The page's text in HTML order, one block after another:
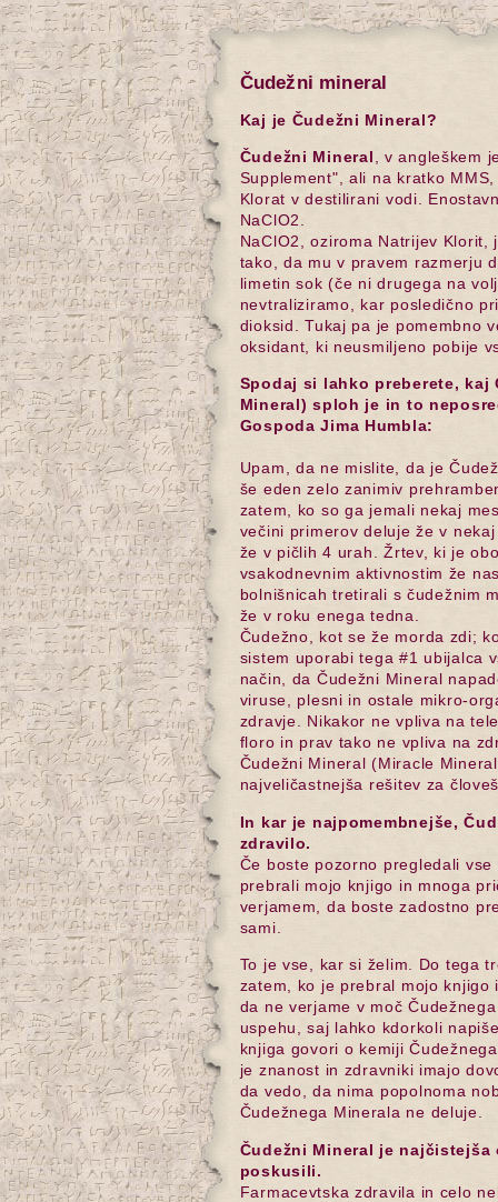
Čudežni mineral
Kaj je Čudežni Mineral?
Čudežni Mineral , v angleškem
Supplement", ali na kratko
Klorat v destilirani vodi.
NaClO2.
NaClO2, oziroma Natrijev
tako, da mu v pravem razmerju
limetin sok (če ni drugega na
nevtraliziramo, kar posledično
dioksid. Tukaj pa je pomembno
oksidant, ki neusmiljeno pobije
Spodaj si lahko preberete,
Mineral) sploh je in to
Gospoda Jima Humbla:
Upam, da ne mislite, da je
še eden zelo zanimiv
zatem, ko so ga jemali nekaj
večini primerov deluje že v
že v pičlih 4 urah. Žrtev, ki je
vsakodnevnim aktivnostim že
bolnišnicah tretirali s čudežnim
že v roku enega tedna.
Čudežno, kot se že morda zdi;
sistem uporabi tega #1 ubijalca
način, da Čudežni Mineral
viruse, plesni in ostale mikro-
zdravje. Nikakor ne vpliva na
floro in prav tako ne vpliva na
Čudežni Mineral (Miracle
najveličastnejša rešitev za
In kar je najpomembnejše,
zdravilo.
Če boste pozorno pregledali
prebrali mojo knjigo in mnoga
verjamem, da boste zadostno
sami.
To je vse, kar si želim. Do tega
zatem, ko je prebral mojo
da ne verjame v moč
uspehu, saj lahko kdorkoli
knjiga govori o kemiji
je znanost in zdravniki imajo
da vedo, da nima popolnoma
Čudežnega Minerala ne deluje.
Čudežni Mineral je
poskusili.
Farmacevtska zdravila in celo